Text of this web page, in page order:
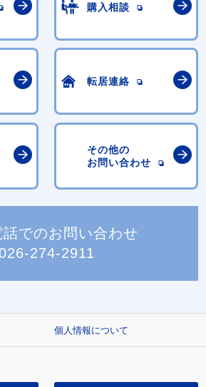
購入相談
転居連絡
その他の
お問い合わせ
話でのお問い合わせ
274-2911
個人情報について